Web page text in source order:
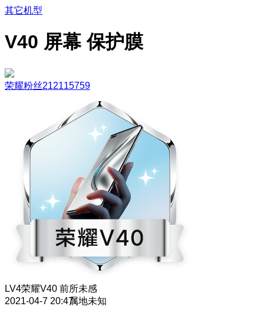
其它机型
V40 屏幕 保护膜
荣耀粉丝212115759
LV4荣耀V40 前所未感
2021-04-7 20:47属地未知